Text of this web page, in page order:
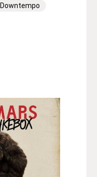
Downtempo